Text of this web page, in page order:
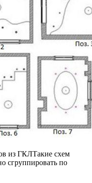
из ГКЛТакие схем
сгруппировать по